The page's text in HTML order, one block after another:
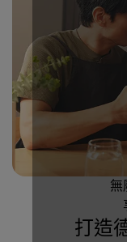
無
打造